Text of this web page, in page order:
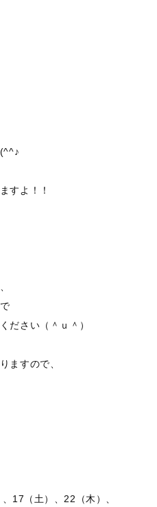
すよ！！
ださい（＾ｕ＾）
ますので、
17（土）、22（木）、